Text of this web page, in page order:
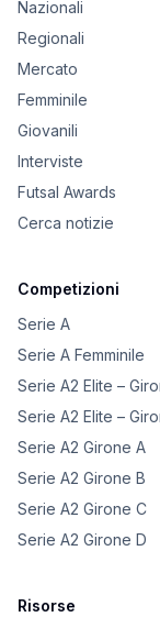
Nazionali
Regionali
Mercato
Femminile
Giovanili
Interviste
Futsal Awards
Cerca notizie
Competizioni
Serie A
Serie A Femminile
Serie A2 Elite –
Serie A2 Elite –
Serie A2 Girone A
Serie A2 Girone B
Serie A2 Girone C
Serie A2 Girone D
Risorse